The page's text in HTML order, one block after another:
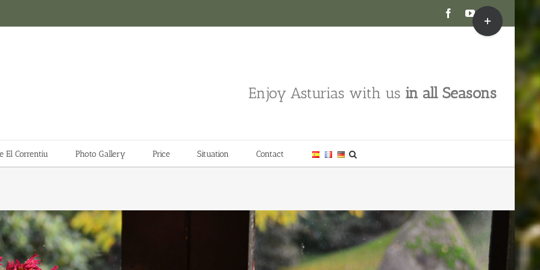
FacebookYouTubeInstagram
Enjoy Asturias with us in all Seasons
El Correntíu Photo Gallery Price Situation Contact
Toggle
Sliding
Bar